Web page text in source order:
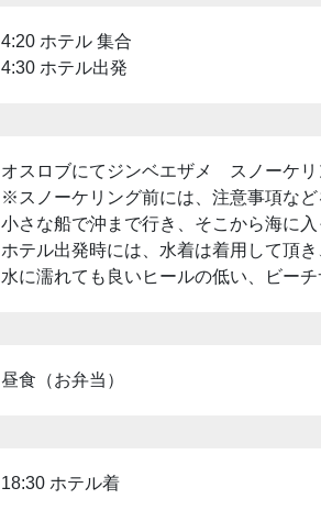
4:20 ホテル 集合
4:30 ホテル出発
オスロブにてジンベエザメ スノーケリ
※スノーケリング前には、注意事項な
小さな船で沖まで行き、そこから海に
ホテル出発時には、水着は着用して頂
水に濡れても良いヒールの低い、ビー
昼食（お弁当）
18:30 ホテル着